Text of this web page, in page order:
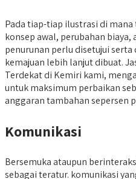
Pada tiap-tiap ilustrasi di
konsep awal, perubahan biaya,
penurunan perlu disetujui
kemajuan lebih lanjut dibuat.
Terdekat di Kemiri kami,
untuk maksimum perbaikan
anggaran tambahan sepersen
Komunikasi
Bersemuka ataupun
sebagai teratur. komunikasi